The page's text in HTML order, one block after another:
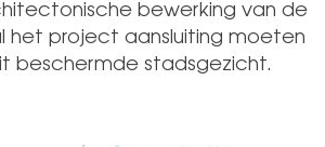
bewerking van de
het project aansluiting moeten
beschermde stadsgezicht.